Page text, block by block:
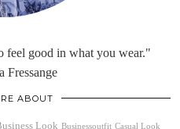
feel good in what you wear."
Fressange
ABOUT
Look Businessoutfit Casual Look